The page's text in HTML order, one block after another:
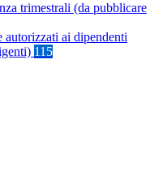
trimestrali (da pubblicare
ai dipendenti
115